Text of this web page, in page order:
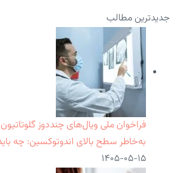
جدیدترین مطالب
به‌خاطر سطح بالای اندوتوکسین: چه
۱۴۰۵-۰۵-۱۵